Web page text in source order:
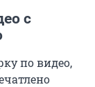
с
по видео,